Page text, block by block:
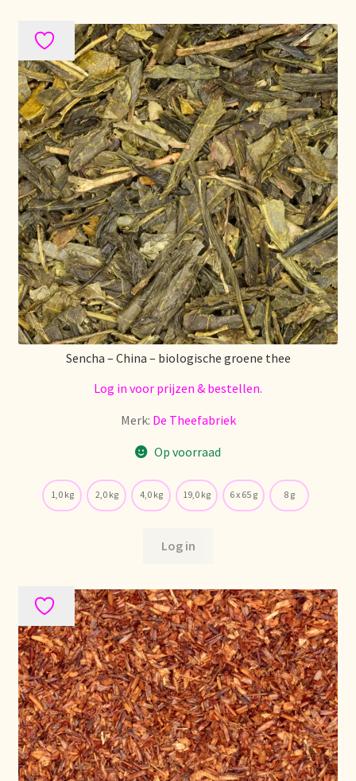
Notre vision du thé
Nuestra visión del té
Online shop
Onlineshop
Onze visie op thee
Ordering and delivery time
Organic certificates
Our vision on tea
Paiement et réductions
Personal Branding
Personal Branding
Personal Branding
Política de precios
Politique tarifaire
Sencha – China – biologische groene thee
Log in voor prijzen & bestellen.
Merk: De Theefabriek
Op voorraad
1,0 kg 2,0 kg 4,0 kg 19,0 kg 6 x 65 g 8 g
Log in